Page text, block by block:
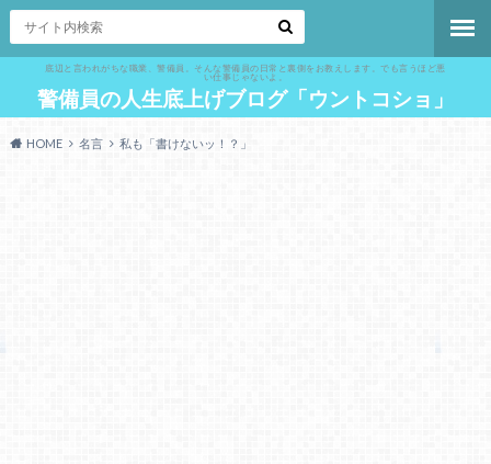
底辺と言われがちな職業、警備員。そんな警備員の日常と裏側をお教えします。でも言うほど悪
い仕事じゃないよ。
警備員の人生底上げブログ「ウントコショ」
HOME 名言 私も「書けないッ！？」